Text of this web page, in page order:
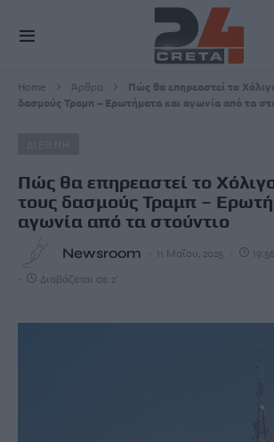
Home Άρθρα
Πώς θα επηρεαστεί το
δασμούς Τραμπ – Ερωτήματα και αγωνία από τα
Πώς θα επηρεαστεί το
τους δασμούς Τραμπ –
αγωνία από τα στούντιο
Newsroom 11 Μαΐου, 2025 19:56
Διαβάζεται σε 2'